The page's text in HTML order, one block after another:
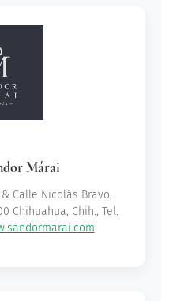
Márai
Calle Nicolás Bravo,
Chihuahua, Chih., Tel.